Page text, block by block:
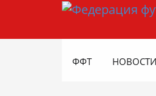
ФФТ НОВОСТИ